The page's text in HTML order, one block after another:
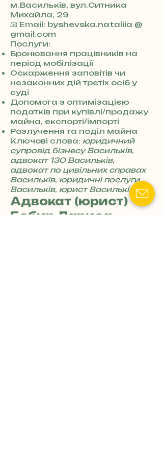
м.Васильків, вул.Ситника
Михайла, 29
+
3
8
0
7
3
0
4
8
5
7
8
4
📧 Email: byshevska.nataliia @
gmail.com
Послуги:
Бронювання працівників на
період мобілізації
Оскарження заповітів чи
незаконних дій третіх осіб у
суді
Допомога з оптимізацією
податків при купівлі/продажу
майна, експорті/імпорті
Розлучення та поділ майна
Ключові слова: юридичний
супровід бізнесу Васильків,
адвокат 130 Васильків,
адвокат по цивільних справах
Васильків, юридичні послуги
Васильків, юрист Васильків
Адвокат (юрист)
Бобир Лариса